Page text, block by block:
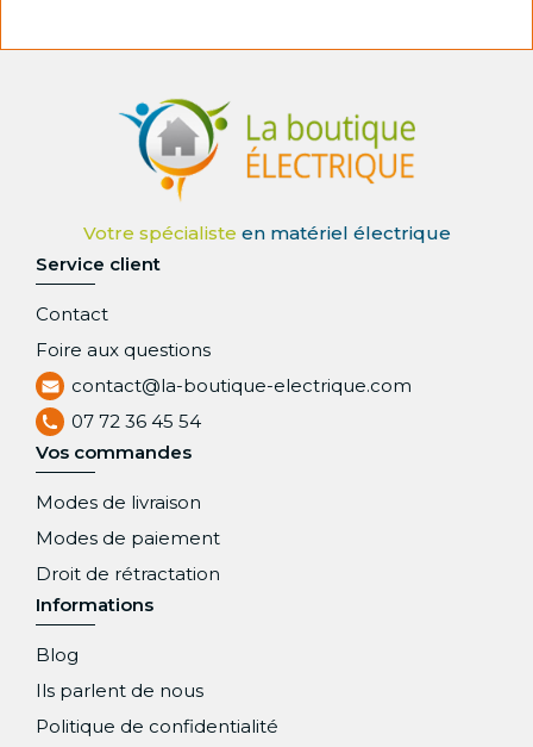
Service client
Contact
Foire aux questions
contact@la-boutique-electrique.com
07 72 36 45 54
Vos commandes
Modes de livraison
Modes de paiement
Droit de rétractation
Informations
Blog
Ils parlent de nous
Politique de confidentialité